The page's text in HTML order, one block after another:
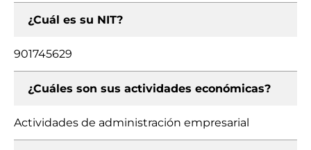
¿Cuál es su NIT?
901745629
¿Cuáles son sus actividades económicas?
Actividades de administración empresarial